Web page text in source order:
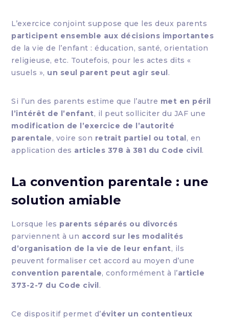
L’exercice conjoint suppose que les deux parents
participent ensemble aux décisions importantes
de la vie de l’enfant : éducation, santé, orientation
religieuse, etc. Toutefois, pour les actes dits «
usuels », un seul parent peut agir seul.
Si l’un des parents estime que l’autre met en péril
l’intérêt de l’enfant, il peut solliciter du JAF une
modification de l’exercice de l’autorité
parentale, voire son retrait partiel ou total, en
application des articles 378 à 381 du Code civil.
La convention parentale : une
solution amiable
Lorsque les parents séparés ou divorcés
parviennent à un accord sur les modalités
d’organisation de la vie de leur enfant, ils
peuvent formaliser cet accord au moyen d’une
convention parentale, conformément à l’article
373-2-7 du Code civil.
Ce dispositif permet d’éviter un contentieux